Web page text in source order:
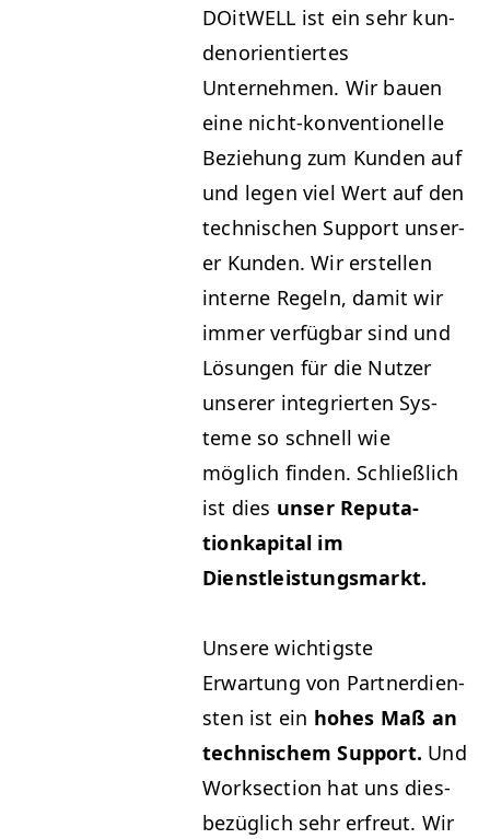
DOitWELL ist ein sehr kun­
de­nori­en­tiertes
Unternehmen. Wir bauen
eine nicht-kon­ven­tionelle
Beziehung zum Kun­den auf
und leg­en viel Wert auf den
tech­nis­chen Sup­port unser­
er Kun­den. Wir erstellen
interne Regeln, damit wir
immer ver­füg­bar sind und
Lösun­gen für die Nutzer
unser­er inte­gri­erten Sys­
teme so schnell wie
möglich find­en. Schließlich
ist dies unser Rep­u­ta­
tionkap­i­tal im
Dienstleistungsmarkt.
Unsere wichtig­ste
Erwartung von Part­ner­di­en­
sten ist ein hohes Maß an
tech­nis­chem Sup­port. Und
Work­sec­tion hat uns dies­
bezüglich sehr erfreut. Wir